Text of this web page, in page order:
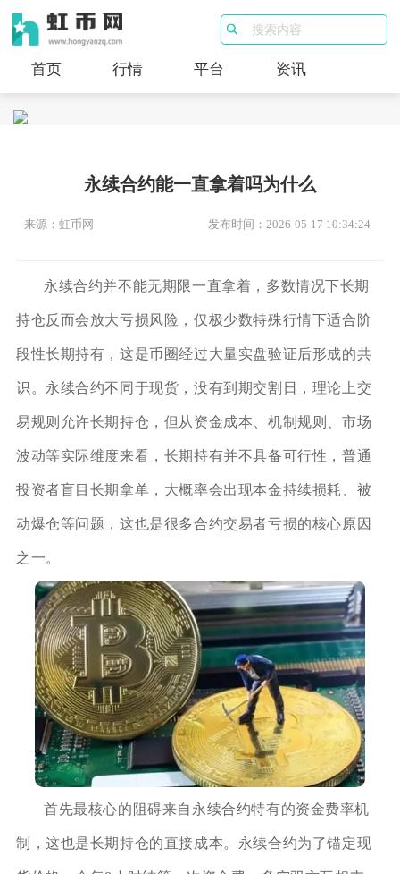
首页 行情 平台 资讯
永续合约能一直拿着吗为什么
来源：虹币网 发布时间：2026-05-17 10:34:24
永续合约并不能无期限一直拿着，多数情况下长期
持仓反而会放大亏损风险，仅极少数特殊行情下适合阶
段性长期持有，这是币圈经过大量实盘验证后形成的共
识。永续合约不同于现货，没有到期交割日，理论上交
易规则允许长期持仓，但从资金成本、机制规则、市场
波动等实际维度来看，长期持有并不具备可行性，普通
投资者盲目长期拿单，大概率会出现本金持续损耗、被
动爆仓等问题，这也是很多合约交易者亏损的核心原因
之一。
首先最核心的阻碍来自永续合约特有的资金费率机
制，这也是长期持仓的直接成本。永续合约为了锚定现